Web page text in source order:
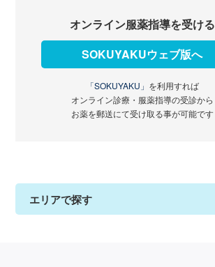
オンライン服薬指導を受ける
SOKUYAKUウェブ版へ
「SOKUYAKU」 を利用すれば
オンライン診療・服薬指導の受診から
お薬を郵送にて受け取る事が可能です
エリアで探す